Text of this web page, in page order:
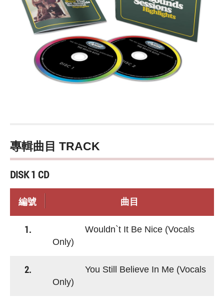
專輯曲目 TRACK
DISK 1 CD
編號 曲目
1.
Wouldn`t It Be Nice (Vocals
Only)
2.
You Still Believe In Me (Vocals
Only)